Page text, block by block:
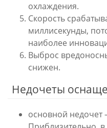
охлаждения.
Скорость
миллисекунды,
наиболее
Выброс
снижен.
Недочеты
основной недочет